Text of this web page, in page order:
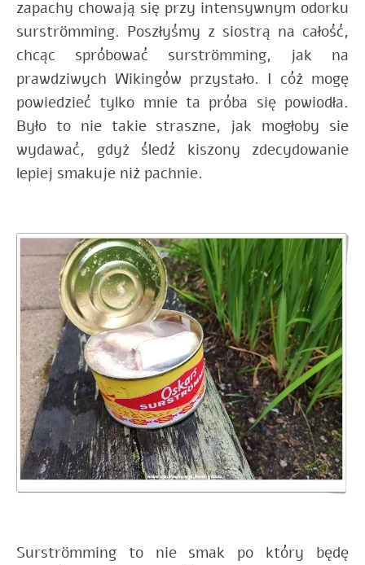
zapachy chowają się przy intensywnym odorku
surströmming. Poszłyśmy z siostrą na całość,
chcąc spróbować surströmming, jak na
prawdziwych Wikingów przystało. I cóż mogę
powiedzieć tylko mnie ta próba się powiodła.
Było to nie takie straszne, jak mogłoby sie
wydawać, gdyż śledź kiszony zdecydowanie
lepiej smakuje niż pachnie.
Surströmming to nie smak po który będę